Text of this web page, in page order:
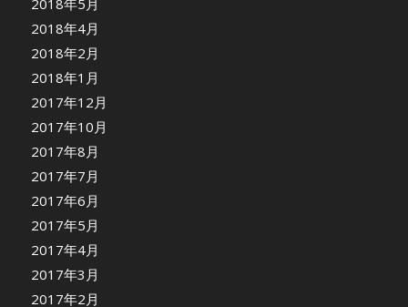
2018年4月
2018年2月
2018年1月
2017年12月
2017年10月
2017年8月
2017年7月
2017年6月
2017年5月
2017年4月
2017年3月
2017年2月